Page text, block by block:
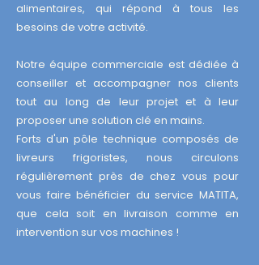
alimentaires, qui répond à tous les
besoins de votre activité.
Notre équipe commerciale est dédiée à
conseiller et accompagner nos clients
tout au long de leur projet et à leur
proposer une solution clé en mains.
Forts d'un pôle technique composés de
livreurs frigoristes, nous circulons
régulièrement près de chez vous pour
vous faire bénéficier du service MATITA,
que cela soit en livraison comme en
intervention sur vos machines !